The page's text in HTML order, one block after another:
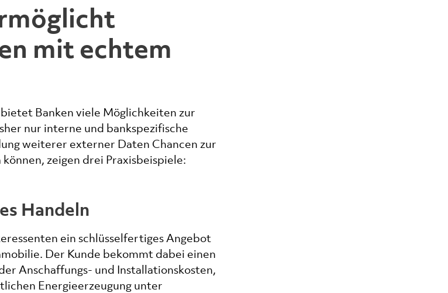
mit echtem
Banken viele Möglichkeiten zur
nur interne und bankspezifische
weiterer externer Daten Chancen zur
zeigen drei Praxisbeispiele:
Handeln
ein schlüsselfertiges Angebot
Der Kunde bekommt dabei einen
Anschaffungs- und Installationskosten,
Energieerzeugung unter